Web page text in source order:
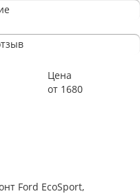
Цена
от 1680
Ford EcoSport,